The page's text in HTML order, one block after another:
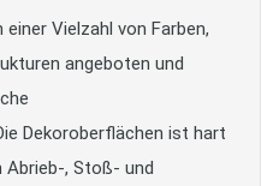
Vielzahl von Farben,
angeboten und
Dekoroberflächen ist hart
Abrieb-, Stoß- und